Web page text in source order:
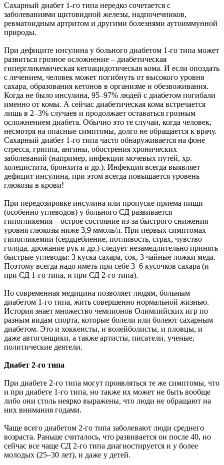
Сахарный диабет 1-го типа нередко сочетается с
заболеваниями щитовидной железы, надпочечников,
ревматоидным артритом и другими болезнями аутоиммунной
природы.
При дефиците инсулина у больного диабетом 1-го типа может
развиться грозное осложнение – диабетическая
гипергликемическая кетоацидотическая кома. И если опоздать
с лечением, человек может погибнуть от высокого уровня
сахара, образования кетонов в организме и обезвоживания.
Когда не было инсулина, 95–97% людей с диабетом погибали
именно от комы. А сейчас диабетическая кома встречается
лишь в 2–3% случаев и продолжает оставаться грозным
осложнением диабета. Обычно это те случаи, когда человек,
несмотря на опасные симптомы, долго не обращается к врачу.
Сахарный диабет 1-го типа часто обнаруживается на фоне
стресса, гриппа, ангины, обострения хронических
заболеваний (например, инфекции мочевых путей, хр.
холецистита, бронхита и др.). Инфекция всегда выявляет
дефицит инсулина, при этом всегда повышается уровень
глюкозы в крови!
При передозировке инсулина или пропуске приема пищи
(особенно углеводов) у больного СД развивается
гипогликемия – острое состояние из-за быстрого снижения
уровня глюкозы ниже 3,9 ммоль/л. При первых симптомах
гипогликемии (сердцебиение, потливость, страх, чувство
голода, дрожание рук и др.) следует незамедлительно принять
быстрые углеводы: 3 куска сахара, сок, 3 чайные ложки меда.
Поэтому всегда надо иметь при себе 3–6 кусочков сахара (и
при СД 1-го типа, и при СД 2-го типа).
Но современная медицина позволяет людям, больным
диабетом 1-го типа, жить совершенно нормальной жизнью.
История знает множество чемпионов Олимпийских игр по
разным видам спорта, которые болели или болеют сахарным
диабетом. Это и хоккеисты, и волейболисты, и пловцы, и
даже автогонщики, а также артисты, писатели, ученые,
политические деятели.
Диабет 2-го типа
При диабете 2-го типа могут проявляться те же симптомы, что
и при диабете 1-го типа, но также их может не быть вообще
либо они столь неярко выражены, что люди не обращают на
них внимания годами.
Чаще всего диабетом 2-го типа заболевают люди среднего
возраста. Раньше считалось, что развивается он после 40, но
сейчас все чаще СД 2-го типа диагностируется и у более
молодых (25–30 лет), и даже у детей.